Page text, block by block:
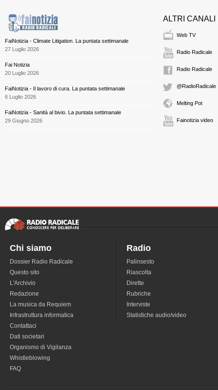
FaiNotizia - Climate Litigation. La puntata settimanale
27 Luglio 2026
Fai Notizia
20 Luglio 2026
FaiNotizia - Il lavoro di cura. La puntata settimanale
6 Luglio 2026
FaiNotizia - Sanità al bivio. La puntata settimanale
29 Giugno 2026
ALTRI CANALI
Web TV
Radio Radicale
Radio Radicale
@RadioRadicale
Melting Pot
Fainotizia video
Chi siamo
Dossier Radio Radicale
Questo sito
L'Archivio
Redazione
La musica da Requiem
Infrastruttura informatica
Contattaci
Dati societari
Organismo di Vigilanza
Whistleblowing
FAQ
Radio
Palinsesto
Riascolta
Dirette
Rubriche
Interviste
Statistiche audio/video